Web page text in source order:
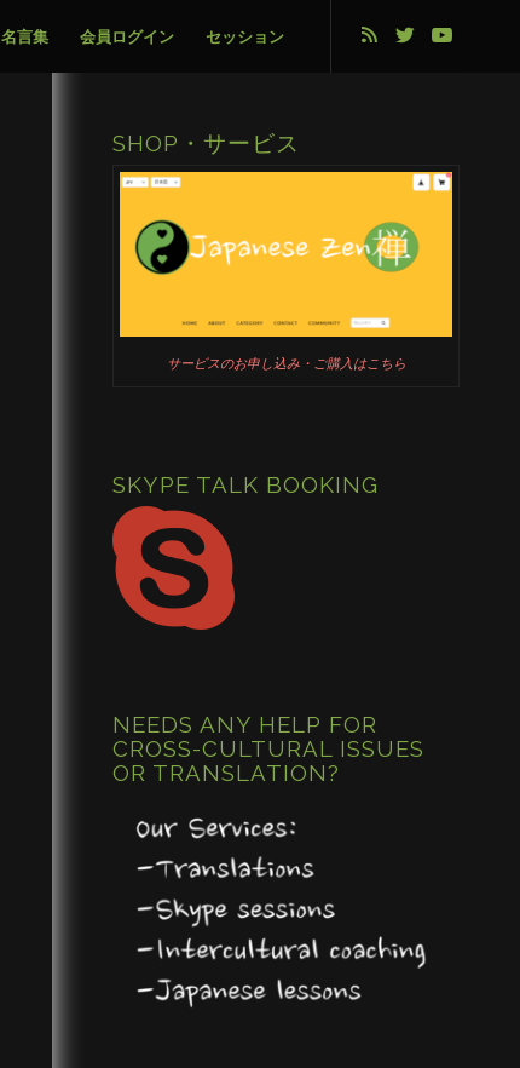
名言集 会員ログイン セッション
SHOP・サービス
サービスのお申し込み・ご購入はこちら
SKYPE TALK BOOKING
NEEDS ANY HELP FOR
CROSS-CULTURAL ISSUES
OR TRANSLATION?